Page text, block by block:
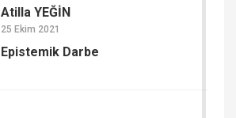
Atilla YEĞİN
25 Ekim 2021
Epistemik Darbe